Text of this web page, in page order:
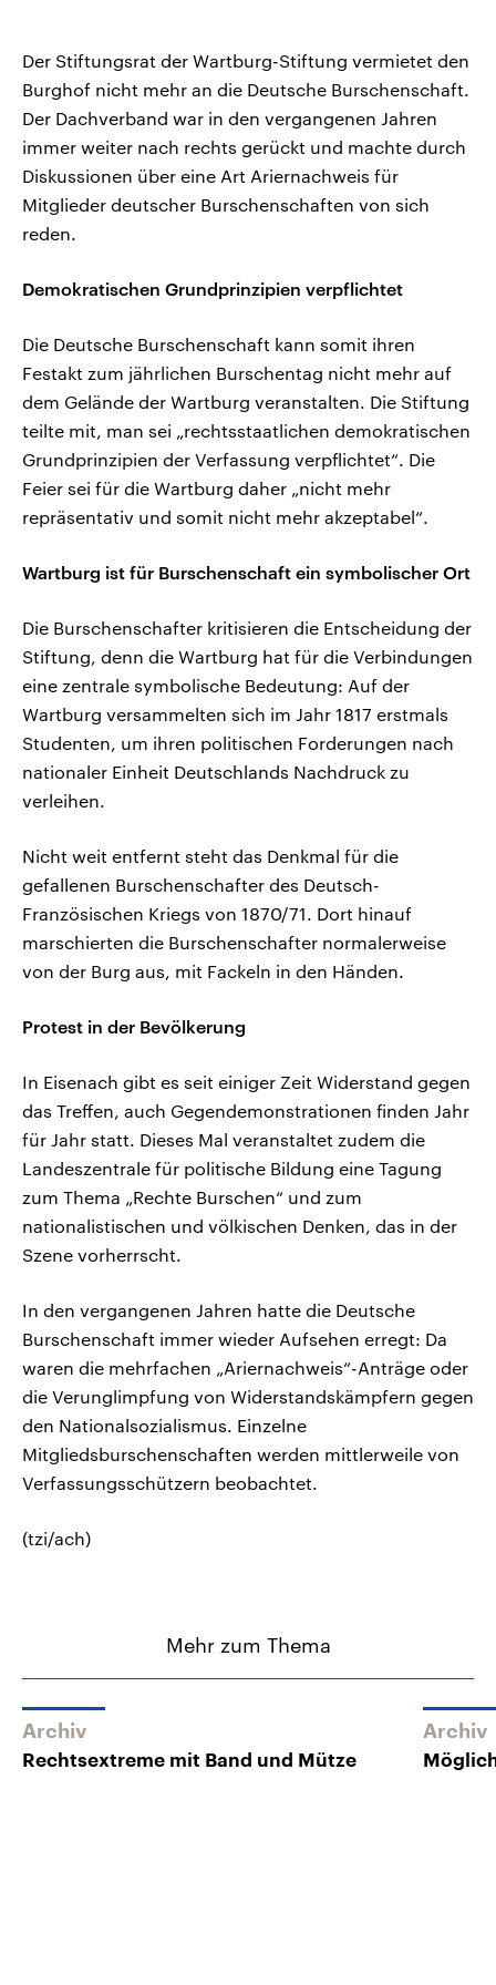
Der Stiftungsrat der Wartburg-Stiftung vermietet den
Burghof nicht mehr an die Deutsche Burschenschaft.
Der Dachverband war in den vergangenen Jahren
immer weiter nach rechts gerückt und machte durch
Diskussionen über eine Art Ariernachweis für
Mitglieder deutscher Burschenschaften von sich
reden.
Demokratischen Grundprinzipien verpflichtet
Die Deutsche Burschenschaft kann somit ihren
Festakt zum jährlichen Burschentag nicht mehr auf
dem Gelände der Wartburg veranstalten. Die Stiftung
teilte mit, man sei „rechtsstaatlichen demokratischen
Grundprinzipien der Verfassung verpflichtet“. Die
Feier sei für die Wartburg daher „nicht mehr
repräsentativ und somit nicht mehr akzeptabel“.
Wartburg ist für Burschenschaft ein symbolischer Ort
Die Burschenschafter kritisieren die Entscheidung der
Stiftung, denn die Wartburg hat für die Verbindungen
eine zentrale symbolische Bedeutung: Auf der
Wartburg versammelten sich im Jahr 1817 erstmals
Studenten, um ihren politischen Forderungen nach
nationaler Einheit Deutschlands Nachdruck zu
verleihen.
Nicht weit entfernt steht das Denkmal für die
gefallenen Burschenschafter des Deutsch-
Französischen Kriegs von 1870/71. Dort hinauf
marschierten die Burschenschafter normalerweise
von der Burg aus, mit Fackeln in den Händen.
Protest in der Bevölkerung
In Eisenach gibt es seit einiger Zeit Widerstand gegen
das Treffen, auch Gegendemonstrationen finden Jahr
für Jahr statt. Dieses Mal veranstaltet zudem die
Landeszentrale für politische Bildung eine Tagung
zum Thema „Rechte Burschen“ und zum
nationalistischen und völkischen Denken, das in der
Szene vorherrscht.
In den vergangenen Jahren hatte die Deutsche
Burschenschaft immer wieder Aufsehen erregt: Da
waren die mehrfachen „Ariernachweis“-Anträge oder
die Verunglimpfung von Widerstandskämpfern gegen
den Nationalsozialismus. Einzelne
Mitgliedsburschenschaften werden mittlerweile von
Verfassungsschützern beobachtet.
(tzi/ach)
Mehr zum Thema
Archiv
Rechtsextreme mit Band und Mütze
Archiv